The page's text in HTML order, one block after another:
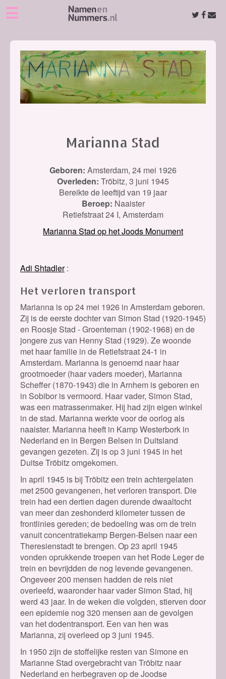
☰
Marianna Stad
Geboren: Amsterdam, 24 mei 1926
Overleden: Tröbitz, 3 juni 1945
Bereikte de leeftijd van 19 jaar
Beroep: Naaister
Retiefstraat 24 I, Amsterdam
Marianna Stad op het Joods Monument
Adi Shtadler
Het verloren transport
Marianna is op 24 mei 1926 in Amsterdam geboren.
Zij is de eerste dochter van Simon Stad (1920-1945)
en Roosje Stad - Groenteman (1902-1968) en de
jongere zus van Henny Stad (1929). Ze woonde
met haar familie in de Retiefstraat 24-1 in
Amsterdam. Marianna is genoemd naar haar
grootmoeder (haar vaders moeder), Marianna
Scheffer (1870-1943) die in Arnhem is geboren en
in Sobibor is vermoord. Haar vader, Simon Stad,
was een matrassenmaker. Hij had zijn eigen winkel
in de stad. Marianna werkte voor de oorlog als
naaister. Marianna heeft in Kamp Westerbork in
Nederland en in Bergen Belsen in Duitsland
gevangen gezeten. Zij is op 3 juni 1945 in het
Duitse Tröbitz omgekomen.
In april 1945 is bij Tröbitz een trein achtergelaten
met 2500 gevangenen, het verloren transport. Die
trein had een dertien dagen durende dwaaltocht
van meer dan zeshonderd kilometer tussen de
frontlinies gereden; de bedoeling was om de trein
vanuit concentratiekamp Bergen-Belsen naar een
Theresienstadt te brengen. Op 23 april 1945
vonden oprukkende troepen van het Rode Leger de
trein en bevrijdden de nog levende gevangenen.
Ongeveer 200 mensen hadden de reis niet
overleefd, waaronder haar vader Simon Stad, hij
werd 43 jaar. In de weken die volgden, stierven door
een epidemie nog 320 mensen aan de gevolgen
van het dodentransport. Een van hen was
Marianna, zij overleed op 3 juni 1945.
In 1950 zijn de stoffelijke resten van Simone en
Marianne Stad overgebracht van Tröbitz naar
Nederland en herbegraven op de Joodse